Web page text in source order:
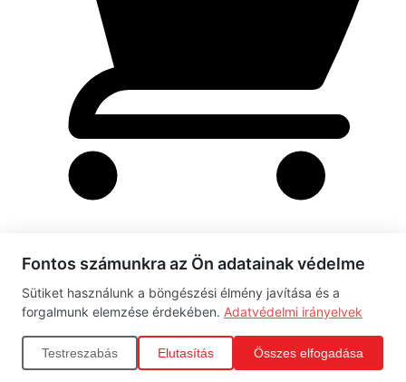
Fontos számunkra az Ön adatainak védelme
Sütiket használunk a böngészési élmény javítása és a
forgalmunk elemzése érdekében. Adatvédelmi irányelvek
Testreszabás Elutasítás Összes elfogadása
Rendelés leadása folyamatban
Kérjük, várj türelemmel...
Adatok ellenőrzése
Fizetés feldolgozása
Rendelés véglegesítése